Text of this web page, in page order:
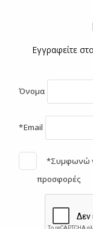
Εγγραφείτε
Όνομα
*Email
*Συμφωνώ
προσφορές